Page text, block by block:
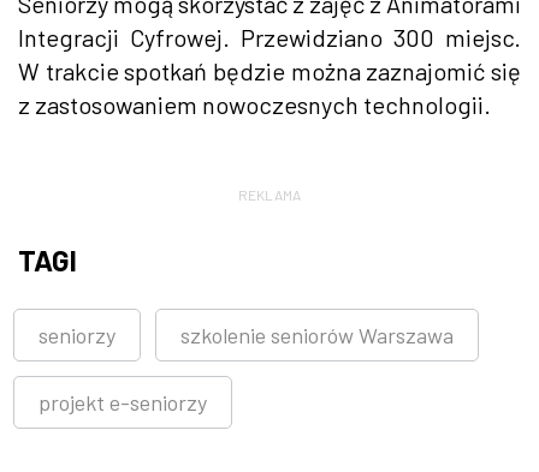
Integracji Cyfrowej. Przewidziano 300 miejsc.
W trakcie spotkań będzie można zaznajomić się
z zastosowaniem nowoczesnych technologii.
REKLAMA
TAGI
seniorzy szkolenie seniorów Warszawa
projekt e-seniorzy